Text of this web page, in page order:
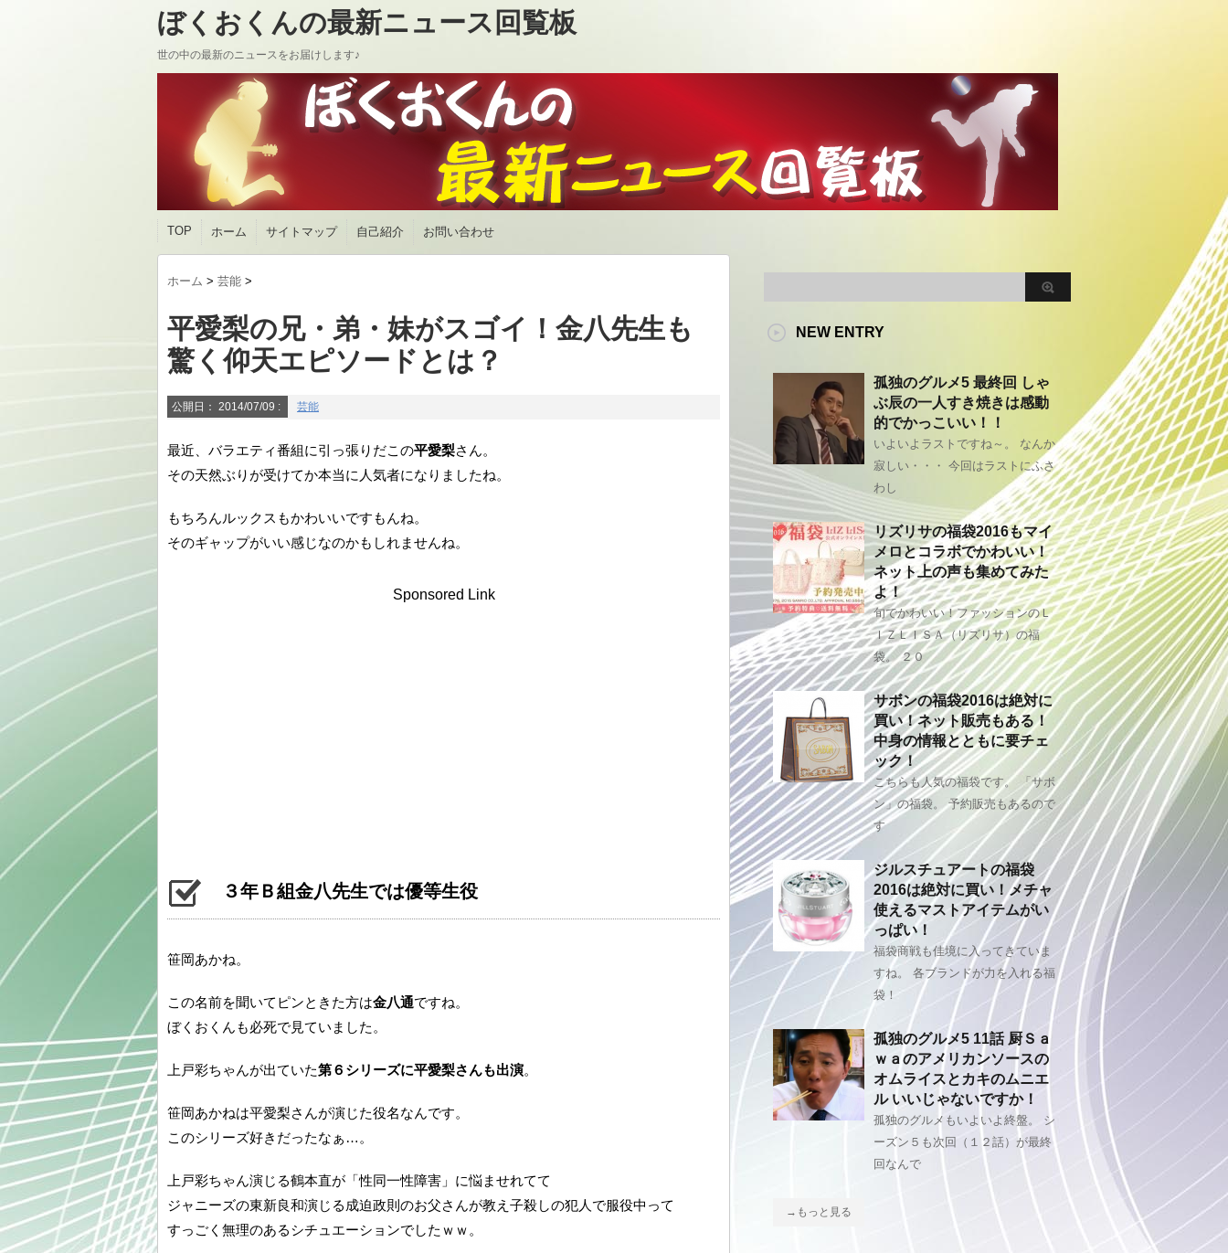
ぼくおくんの最新ニュース回覧板
世の中の最新のニュースをお届けします♪
TOP ホーム サイトマップ 自己紹介 お問い合わせ
ホーム > 芸能 >
平愛梨の兄・弟・妹がスゴイ！金八先生も
驚く仰天エピソードとは？
公開日： 2014/07/09 : 芸能
最近、バラエティ番組に引っ張りだこの平愛梨さん。
その天然ぶりが受けてか本当に人気者になりましたね。
もちろんルックスもかわいいですもんね。
そのギャップがいい感じなのかもしれませんね。
Sponsored Link
３年Ｂ組金八先生では優等生役
笹岡あかね。
この名前を聞いてピンときた方は金八通ですね。
ぼくおくんも必死で見ていました。
上戸彩ちゃんが出ていた第６シリーズに平愛梨さんも出演。
笹岡あかねは平愛梨さんが演じた役名なんです。
このシリーズ好きだったなぁ…。
上戸彩ちゃん演じる鶴本直が「性同一性障害」に悩ませれてて
ジャニーズの東新良和演じる成迫政則のお父さんが教え子殺しの犯人で服役中って
すっごく無理のあるシチュエーションでしたｗｗ。
NEW ENTRY
孤独のグルメ5 最終回 しゃ
ぶ辰の一人すき焼きは感動
的でかっこいい！！
いよいよラストですね～。 なんか
寂しい・・・ 今回はラストにふさ
わし
リズリサの福袋2016もマイ
メロとコラボでかわいい！
ネット上の声も集めてみた
よ！
旬でかわいい！ファッションのＬ
ＩＺＬＩＳＡ（リズリサ）の福
袋。 ２０
サボンの福袋2016は絶対に
買い！ネット販売もある！
中身の情報とともに要チェ
ック！
こちらも人気の福袋です。 「サボ
ン」の福袋。 予約販売もあるので
す
ジルスチュアートの福袋
2016は絶対に買い！メチャ
使えるマストアイテムがい
っぱい！
福袋商戦も佳境に入ってきていま
すね。 各ブランドが力を入れる福
袋！
孤独のグルメ5 11話 厨Ｓａ
ｗａのアメリカンソースの
オムライスとカキのムニエ
ル いいじゃないですか！
孤独のグルメもいよいよ終盤。 シ
ーズン５も次回（１２話）が最終
回なんで
→もっと見る